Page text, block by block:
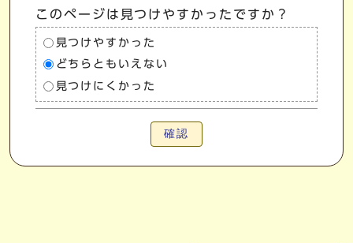
このページは見つけやすかったですか？
見つけやすかった
どちらともいえない
見つけにくかった
確認